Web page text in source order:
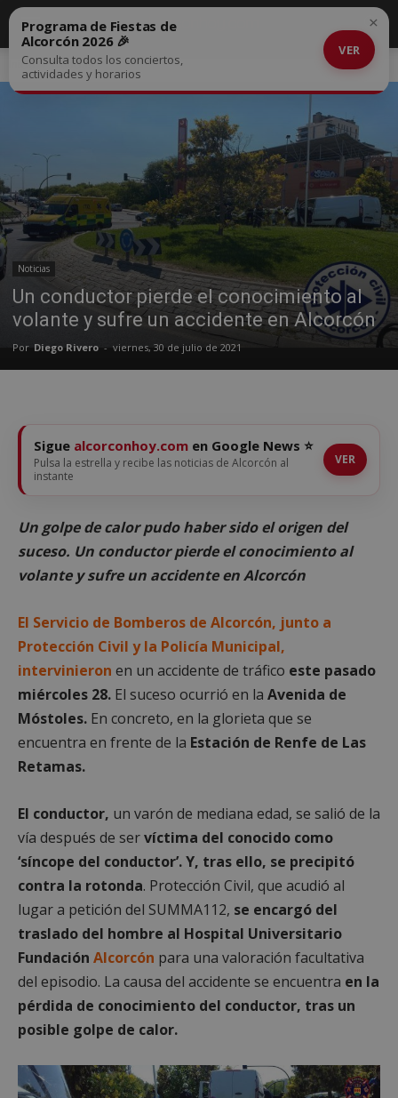
Inicio Noticias
Noticias
Un conductor pierde el conocimiento al
volante y sufre un accidente en Alcorcón
Por Diego Rivero - viernes, 30 de julio de 2021
Programa de Fiestas de
Alcorcón 2026 🎉
Consulta todos los conciertos,
actividades y horarios
VER
×
Sigue alcorconhoy.com en Google News ⭐
Pulsa la estrella y recibe las noticias de Alcorcón al
instante
VER
Un golpe de calor pudo haber sido el origen del
suceso. Un conductor pierde el conocimiento al
volante y sufre un accidente en Alcorcón
El Servicio de Bomberos de Alcorcón, junto a
Protección Civil y la Policía Municipal,
intervinieron en un accidente de tráfico este pasado
miércoles 28. El suceso ocurrió en la Avenida de
Móstoles. En concreto, en la glorieta que se
encuentra en frente de la Estación de Renfe de Las
Retamas.
El conductor, un varón de mediana edad, se salió de la
vía después de servíctima del conocido como
‘síncope del conductor’. Y, tras ello, se precipitó
contra la rotonda. Protección Civil, que acudió al
lugar a petición del SUMMA112, se encargó del
traslado del hombre al Hospital Universitario
Fundación Alcorcón para una valoración facultativa
del episodio. La causa del accidente se encuentra en la
pérdida de conocimiento del conductor, tras un
posible golpe de calor.